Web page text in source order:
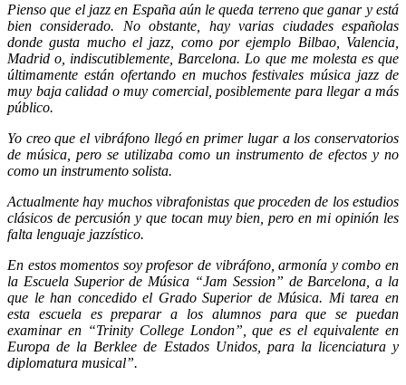
Pienso que el jazz en España aún le queda terreno que ganar y está
bien considerado. No obstante, hay varias ciudades españolas
donde gusta mucho el jazz, como por ejemplo Bilbao, Valencia,
Madrid o, indiscutiblemente, Barcelona. Lo que me molesta es que
últimamente están ofertando en muchos festivales música jazz de
muy baja calidad o muy comercial, posiblemente para llegar a más
público.
Yo creo que el vibráfono llegó en primer lugar a los conservatorios
de música, pero se utilizaba como un instrumento de efectos y no
como un instrumento solista.
Actualmente hay muchos vibrafonistas que proceden de los estudios
clásicos de percusión y que tocan muy bien, pero en mi opinión les
falta lenguaje jazzístico.
En estos momentos soy profesor de vibráfono, armonía y combo en
la Escuela Superior de Música “Jam Session” de Barcelona, a la
que le han concedido el Grado Superior de Música. Mi tarea en
esta escuela es preparar a los alumnos para que se puedan
examinar en “Trinity College London”, que es el equivalente en
Europa de la Berklee de Estados Unidos, para la licenciatura y
diplomatura musical”.